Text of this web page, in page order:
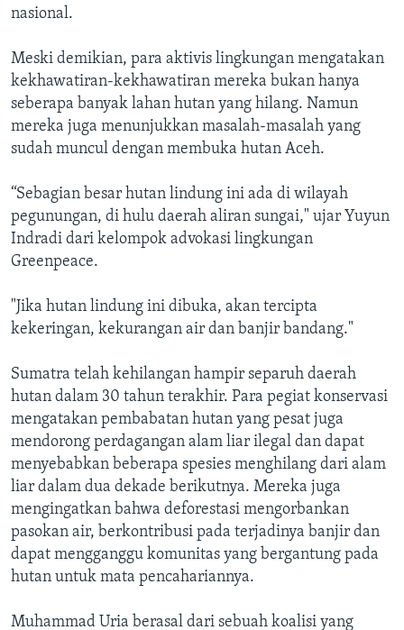
nasional.
Meski demikian, para aktivis lingkungan mengatakan
kekhawatiran-kekhawatiran mereka bukan hanya
seberapa banyak lahan hutan yang hilang. Namun
mereka juga menunjukkan masalah-masalah yang
sudah muncul dengan membuka hutan Aceh.
“Sebagian besar hutan lindung ini ada di wilayah
pegunungan, di hulu daerah aliran sungai," ujar Yuyun
Indradi dari kelompok advokasi lingkungan
Greenpeace.
"Jika hutan lindung ini dibuka, akan tercipta
kekeringan, kekurangan air dan banjir bandang."
Sumatra telah kehilangan hampir separuh daerah
hutan dalam 30 tahun terakhir. Para pegiat konservasi
mengatakan pembabatan hutan yang pesat juga
mendorong perdagangan alam liar ilegal dan dapat
menyebabkan beberapa spesies menghilang dari alam
liar dalam dua dekade berikutnya. Mereka juga
mengingatkan bahwa deforestasi mengorbankan
pasokan air, berkontribusi pada terjadinya banjir dan
dapat mengganggu komunitas yang bergantung pada
hutan untuk mata pencahariannya.
Muhammad Uria berasal dari sebuah koalisi yang